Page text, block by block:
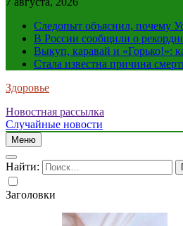
Следопыт объяснил, почему
В России сообщили о
Выкуп, каравай и «Горько!»:
Стала известна причина
Здоровье
Новостная рассылка
Случайные новости
Меню
Найти:
Заголовки